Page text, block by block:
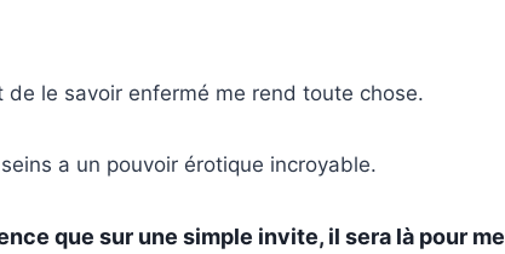
de le savoir enfermé me rend toute chose.
a un pouvoir érotique incroyable.
que sur une simple invite, il sera là pour me